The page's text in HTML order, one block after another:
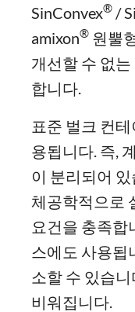
SinConvex® /
amixon® 원뿔
개선할 수 없
합니다.
표준 벌크 컨
용됩니다. 즉,
이 분리되어
체공학적으로
요건을 충족합
스에도 사용됩
소할 수 있습
비워집니다.